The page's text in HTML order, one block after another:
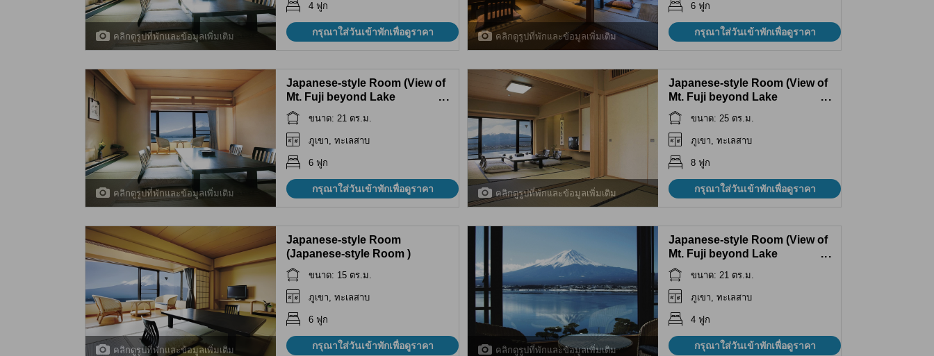
คลิกดูรูปที่พักและข้อมูลเพิ่มเติม
4 ฟูก
กรุณาใส่วันเข้าพักเพื่อดูราคา คลิกดูรูปที่พักและข้อมูลเพิ่มเติม
6 ฟูก
กรุณาใส่วันเข้าพักเพื่อดูราคา
คลิกดูรูปที่พักและข้อมูลเพิ่มเติม
Japanese-style Room (View of
Mt. Fuji beyond Lake
Kawaguchi)
...
ขนาด: 21 ตร.ม.
ภูเขา, ทะเลสาบ
6 ฟูก
กรุณาใส่วันเข้าพักเพื่อดูราคา คลิกดูรูปที่พักและข้อมูลเพิ่มเติม
Japanese-style Room (View of
Mt. Fuji beyond Lake
Kawaguchi)
...
ขนาด: 25 ตร.ม.
ภูเขา, ทะเลสาบ
8 ฟูก
กรุณาใส่วันเข้าพักเพื่อดูราคา
คลิกดูรูปที่พักและข้อมูลเพิ่มเติม
Japanese-style Room
(Japanese-style Room )
ขนาด: 15 ตร.ม.
ภูเขา, ทะเลสาบ
6 ฟูก
กรุณาใส่วันเข้าพักเพื่อดูราคา คลิกดูรูปที่พักและข้อมูลเพิ่มเติม
Japanese-style Room (View of
Mt. Fuji beyond Lake
Kawaguchi)
...
ขนาด: 21 ตร.ม.
ภูเขา, ทะเลสาบ
4 ฟูก
กรุณาใส่วันเข้าพักเพื่อดูราคา